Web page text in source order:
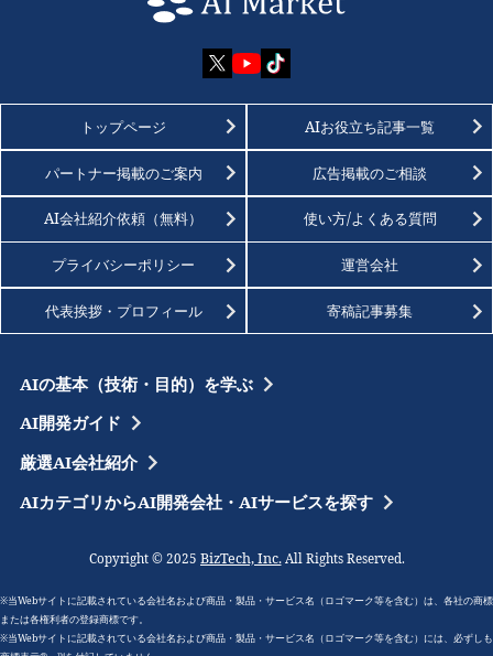
トップページ AIお役立ち記事一覧
パートナー掲載のご案内 広告掲載のご相談
AI会社紹介依頼（無料） 使い方/よくある質問
プライバシーポリシー 運営会社
代表挨拶・プロフィール 寄稿記事募集
AIの基本（技術・目的）を学ぶ
AI開発ガイド
厳選AI会社紹介
AIカテゴリからAI開発会社・AIサービスを探す
Copyright © 2025 BizTech, Inc.All Rights Reserved.
※当Webサイトに記載されている会社名および商品・製品・サービス名（ロゴマーク等を含む）は、各社の商標
または各権利者の登録商標です。
※当Webサイトに記載されている会社名および商品・製品・サービス名（ロゴマーク等を含む）には、必ずしも